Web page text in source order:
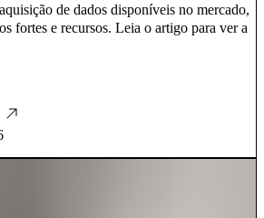
de dados disponíveis no mercado,
fortes e recursos. Leia o artigo para ver a